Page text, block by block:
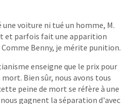
une voiture ni tué un homme, M.
et parfois fait une apparition
Benny, je mérite punition.
enseigne que le prix pour
Bien sûr, nous avons tous
peine de mort se réfère à une
gagnent la séparation d'avec